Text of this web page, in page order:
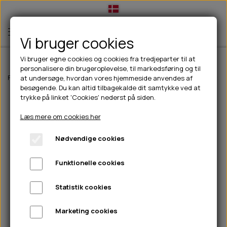
TIL HUND
💧FODER- VANDSKÅLE
CHICOPEE
GODBIDSTASKE
HALSBÅND
🦴 GODBIDDER & SNACKS
🍖 SMAGSVARIANTER
🎾 LEGETØJ
TÆNDER, ØRE, ØJE, POTER & NÆSE
🐾 UDSTYR & KOMFORT
TIL HUNDEEJER
DRIKKEFLASKER/TERMOFLASKER
HUER OG VANTER
PINEWOOD SALES
TIL KAT
TILBUD
NYHEDER
ABONNEMENT
Forside Til hunde Godbidder & Snacks Bløde godbidder/snacks
Vi bruger cookies
Vi bruger egne cookies og cookies fra tredjeparter til at
personalisere din brugeroplevelse, til markedsføring og til
at undersøge, hvordan vores hjemmeside anvendes af
besøgende. Du kan altid tilbagekalde dit samtykke ved at
trykke på linket 'Cookies' nederst på siden.
Læs mere om cookies her
Nødvendige cookies
Funktionelle cookies
Statistik cookies
Marketing cookies